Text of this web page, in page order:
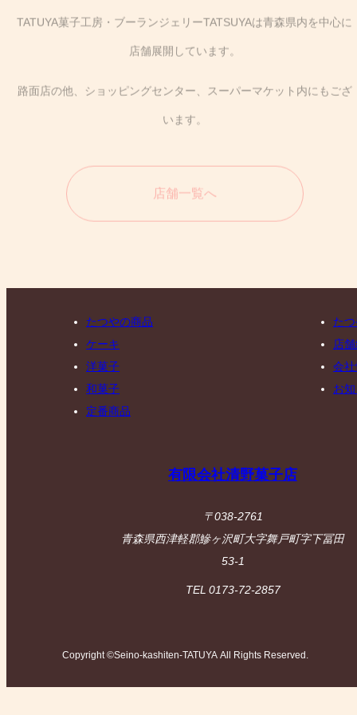
有限会社清野菓子店
〒038-2761
青森県西津軽郡鰺ヶ沢町大字舞戸町字下冨田
53-1
TEL 0173-72-2857
たつやの商品
ケーキ
洋菓子
和菓子
定番商品
た
店
会
お
Copyright ©Seino-kashiten-TATUYA All Rights Reserved.